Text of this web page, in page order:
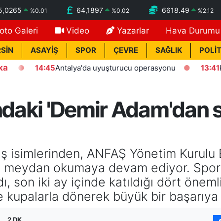
%0.01 64,1897 %0.02 6618.49 %2.12
Galeri Video Yazarlar Hava Durumu
ASAYİŞ SPOR ÇEVRE SAĞLIK
14:45 Antalya'da uyuşturucu operasyonu 13:41
'Demir Adam'dan
isimlerinden, ANFAŞ Yönetim
meydan okumaya devam ediyor.
son iki ay içinde katıldığı dört
dönerek büyük bir başarıya